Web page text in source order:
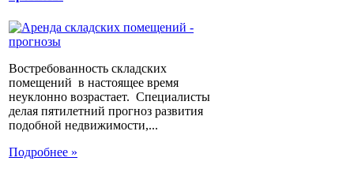
Востребованность складских
помещений в настоящее время
неуклонно возрастает. Специалисты
делая пятилетний прогноз развития
подобной недвижимости,...
Подробнее »